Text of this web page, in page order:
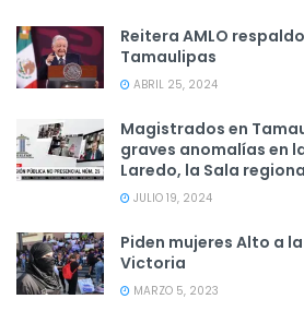
Reitera AMLO
Tamaulipas
ABRIL 25, 2024
Magistrados en
graves anomalías en
Laredo, la Sala
JULIO 19, 2024
Piden mujeres Alto a
Victoria
MARZO 5, 2023